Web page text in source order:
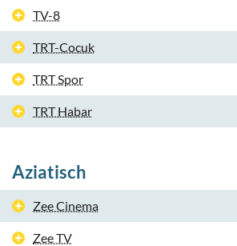
TV-8
TRT-Cocuk
TRT Spor
TRT Habar
Aziatisch
Zee Cinema
Zee TV